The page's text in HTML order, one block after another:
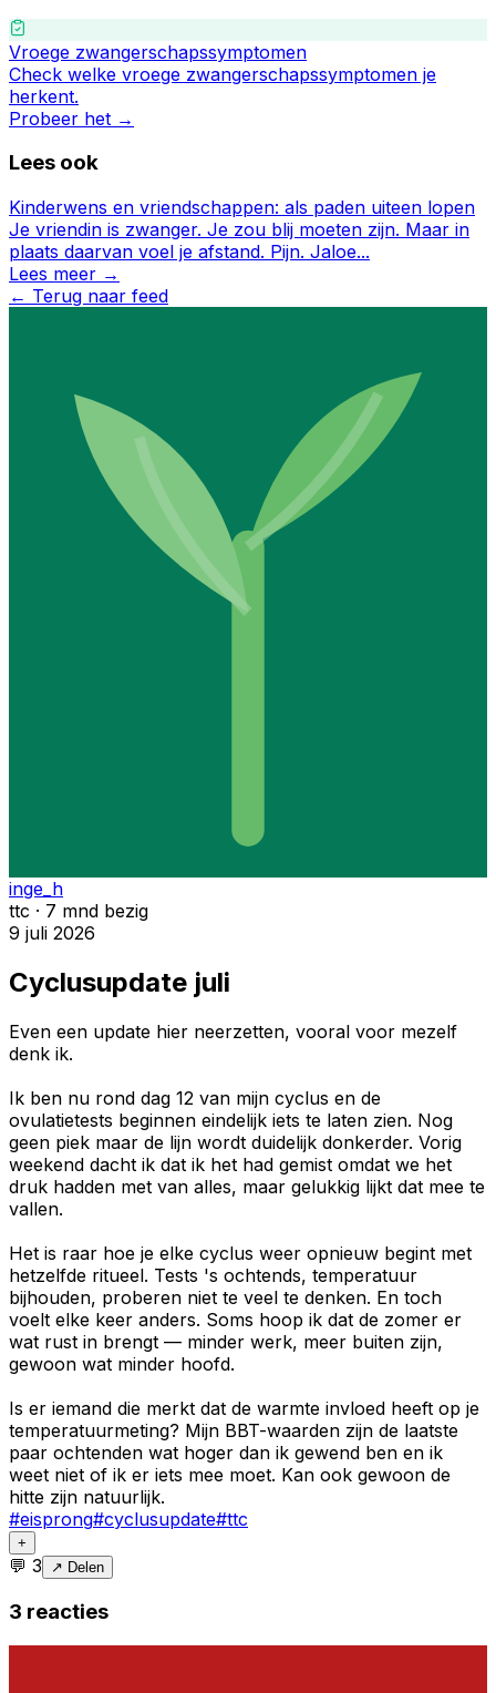
Vroege zwangerschapssymptomen
Check welke vroege zwangerschapssymptomen je
herkent.
Probeer het →
Lees ook
Kinderwens en vriendschappen: als paden uiteen lopen
Je vriendin is zwanger. Je zou blij moeten zijn. Maar in
plaats daarvan voel je afstand. Pijn. Jaloe...
Lees meer →
← Terug naar feed
inge_h
ttc · 7 mnd bezig
9 juli 2026
Cyclusupdate juli
Even een update hier neerzetten, vooral voor mezelf
denk ik.
Ik ben nu rond dag 12 van mijn cyclus en de
ovulatietests beginnen eindelijk iets te laten zien. Nog
geen piek maar de lijn wordt duidelijk donkerder. Vorig
weekend dacht ik dat ik het had gemist omdat we het
druk hadden met van alles, maar gelukkig lijkt dat mee te
vallen.
Het is raar hoe je elke cyclus weer opnieuw begint met
hetzelfde ritueel. Tests 's ochtends, temperatuur
bijhouden, proberen niet te veel te denken. En toch
voelt elke keer anders. Soms hoop ik dat de zomer er
wat rust in brengt — minder werk, meer buiten zijn,
gewoon wat minder hoofd.
Is er iemand die merkt dat de warmte invloed heeft op je
temperatuurmeting? Mijn BBT-waarden zijn de laatste
paar ochtenden wat hoger dan ik gewend ben en ik
weet niet of ik er iets mee moet. Kan ook gewoon de
hitte zijn natuurlijk.
#eisprong#cyclusupdate#ttc
+
💬 3 ↗ Delen
3 reacties